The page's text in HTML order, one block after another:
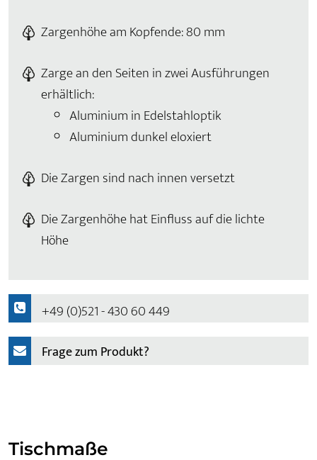
Zargenhöhe am Kopfende: 80 mm
Zarge an den Seiten in zwei Ausführungen
erhältlich:
Aluminium in Edelstahloptik
Aluminium dunkel eloxiert
Die Zargen sind nach innen versetzt
Die Zargenhöhe hat Einfluss auf die lichte
Höhe
+49 (0)521 - 430 60 449
Frage zum Produkt?
Tischmaße